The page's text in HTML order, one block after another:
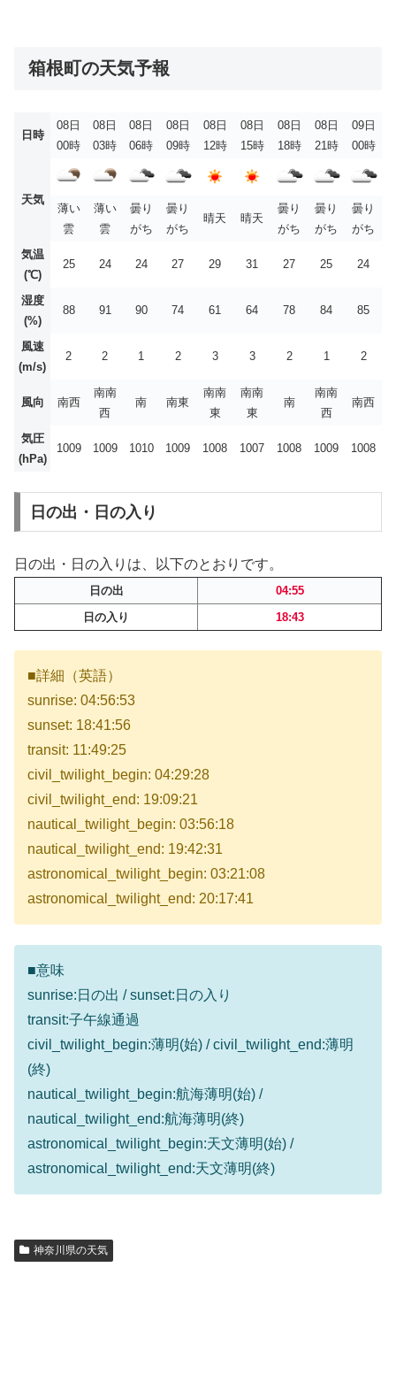
箱根町の天気予報
日時
08日
00時
08日
03時
08日
06時
08日
09時
08日
12時
08日
15時
08日
18時
08日
21時
09日
00時
天気
薄い
雲
薄い
雲
曇り
がち
曇り
がち
晴天 晴天
曇り
がち
曇り
がち
曇り
がち
気温
(℃)
25 24 24 27 29 31 27 25 24
湿度
(%)
88 91 90 74 61 64 78 84 85
風速
(m/s)
2 2 1 2 3 3 2 1 2
風向 南西
南南
西
南 南東
南南
東
南南
東
南
南南
西
南西
気圧
(hPa)
1009 1009 1010 1009 1008 1007 1008 1009 1008
日の出・日の入り
日の出・日の入りは、以下のとおりです。
日の出
04:55
日の入り
18:43
■詳細（英語）
sunrise: 04:56:53
sunset: 18:41:56
transit: 11:49:25
civil_twilight_begin: 04:29:28
civil_twilight_end: 19:09:21
nautical_twilight_begin: 03:56:18
nautical_twilight_end: 19:42:31
astronomical_twilight_begin: 03:21:08
astronomical_twilight_end: 20:17:41
■意味
sunrise:日の出 / sunset:日の入り
transit:子午線通過
civil_twilight_begin:薄明(始) / civil_twilight_end:薄明
(終)
nautical_twilight_begin:航海薄明(始) /
nautical_twilight_end:航海薄明(終)
astronomical_twilight_begin:天文薄明(始) /
astronomical_twilight_end:天文薄明(終)
神奈川県の天気